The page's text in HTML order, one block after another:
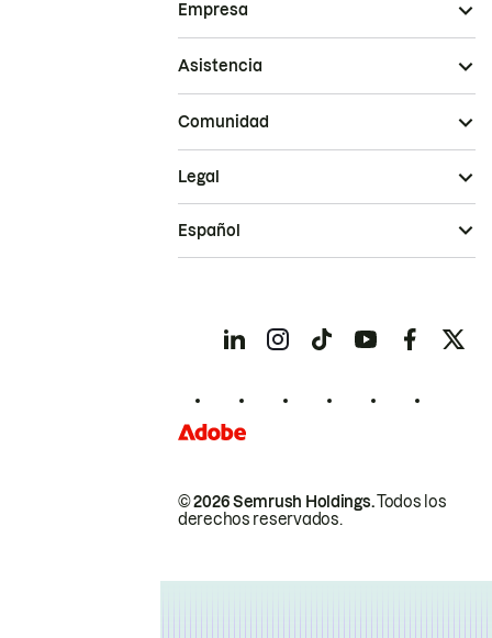
Empresa
Asistencia
Comunidad
© 2026 Semrush Holdings.Todos los
derechos reservados.
Legal
Español